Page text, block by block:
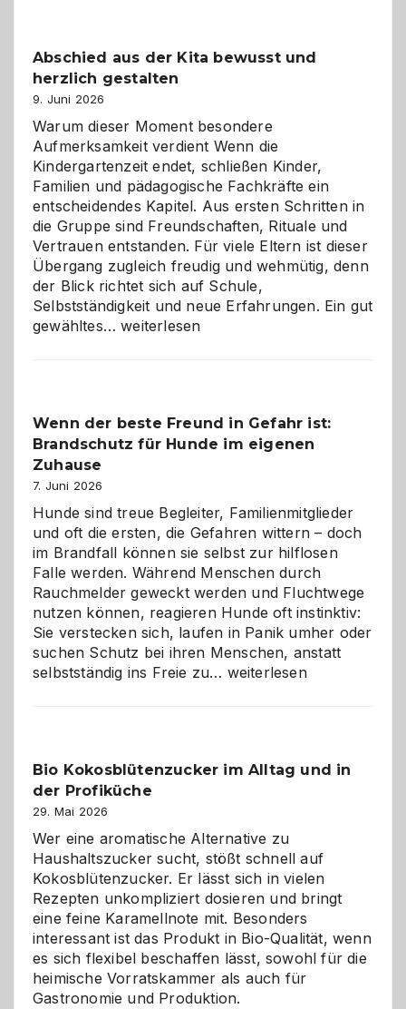
verstehen
Abschied aus der Kita bewusst und
herzlich gestalten
9. Juni 2026
Warum dieser Moment besondere
Aufmerksamkeit verdient Wenn die
Kindergartenzeit endet, schließen Kinder,
Familien und pädagogische Fachkräfte ein
entscheidendes Kapitel. Aus ersten Schritten in
die Gruppe sind Freundschaften, Rituale und
Vertrauen entstanden. Für viele Eltern ist dieser
Übergang zugleich freudig und wehmütig, denn
der Blick richtet sich auf Schule,
Selbstständigkeit und neue Erfahrungen. Ein gut
gewähltes…Abschied
und
herzlich
weiterlesen
Wenn der beste Freund in Gefahr ist:
Brandschutz für Hunde im eigenen
Zuhause
7. Juni 2026
Hunde sind treue Begleiter, Familienmitglieder
und oft die ersten, die Gefahren wittern – doch
im Brandfall können sie selbst zur hilflosen
Falle werden. Während Menschen durch
Rauchmelder geweckt werden und Fluchtwege
nutzen können, reagieren Hunde oft instinktiv:
Sie verstecken sich, laufen in Panik umher oder
suchen Schutz bei ihren Menschen, anstatt
selbstständig ins Freie zu… Wenn
Gefahr
für
Hunde
im
eigenen
Zuhause
weiterlesen
Bio Kokosblütenzucker im Alltag und in
der Profiküche
29. Mai 2026
Wer eine aromatische Alternative zu
Haushaltszucker sucht, stößt schnell auf
Kokosblütenzucker. Er lässt sich in vielen
Rezepten unkompliziert dosieren und bringt
eine feine Karamellnote mit. Besonders
interessant ist das Produkt in Bio-Qualität, wenn
es sich flexibel beschaffen lässt, sowohl für die
heimische Vorratskammer als auch für
Gastronomie und Produktion.